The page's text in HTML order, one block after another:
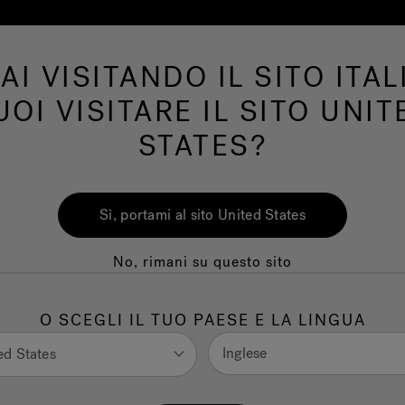
Swim Spa Bagno Wellness Il
®Saune da
VISITANDO IL SITO
VISITARE IL SITO
STATES?
Sì, portami al sito United States
No, rimani su questo sito
O SCEGLI IL TUO PAESE E LA LINGUA
States Inglese